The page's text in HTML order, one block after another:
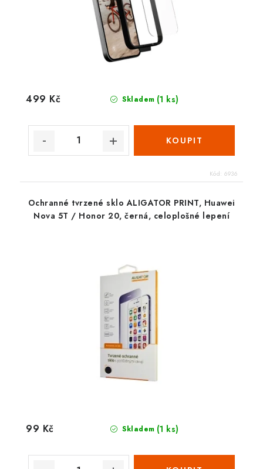
Skladem (1 ks)
499 Kč
Kód: 6936
Ochranné tvrzené sklo ALIGATOR PRINT, Huawei
Nova 5T / Honor 20, černá, celoplošné lepení
Skladem (1 ks)
99 Kč